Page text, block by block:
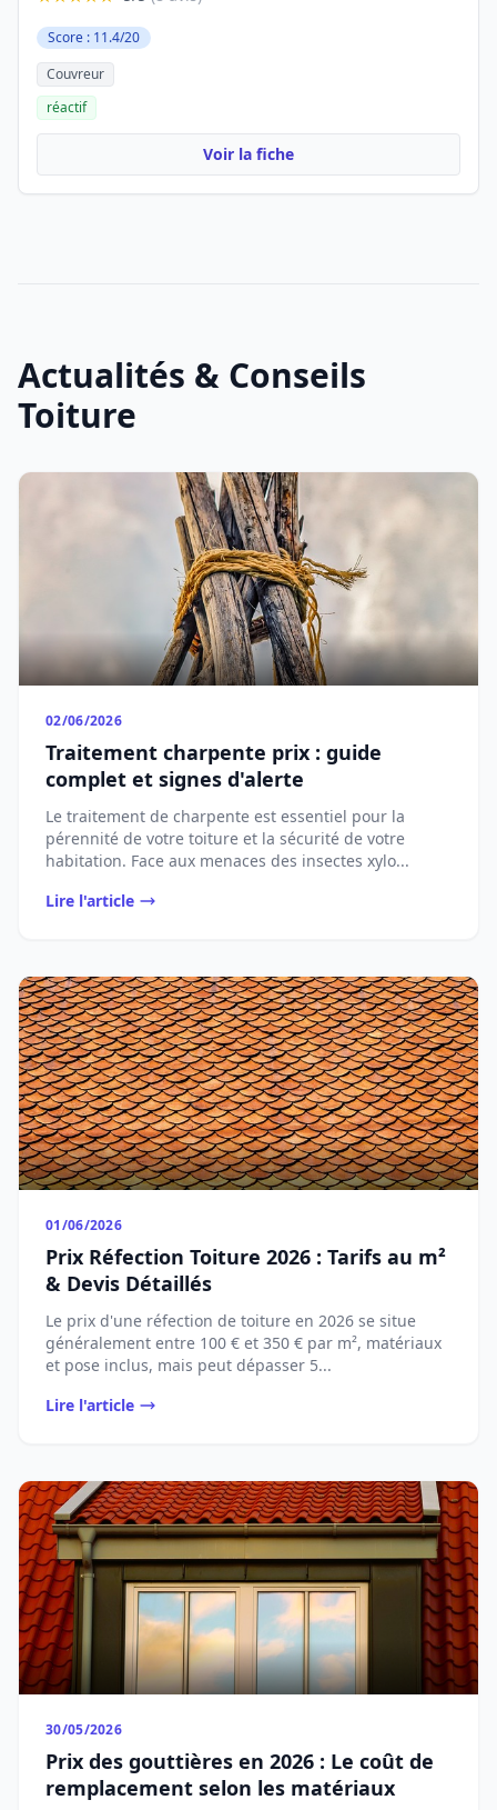
Score : 11.4/20
Couvreur
réactif
Voir la fiche
Actualités & Conseils
Toiture
02/06/2026
Traitement charpente prix : guide
complet et signes d'alerte
Le traitement de charpente est essentiel pour la
pérennité de votre toiture et la sécurité de votre
habitation. Face aux menaces des insectes xylo...
Lire l'article
01/06/2026
Prix Réfection Toiture 2026 : Tarifs au m²
& Devis Détaillés
Le prix d'une réfection de toiture en 2026 se situe
généralement entre 100 € et 350 € par m², matériaux
et pose inclus, mais peut dépasser 5...
Lire l'article
30/05/2026
Prix des gouttières en 2026 : Le coût de
remplacement selon les matériaux